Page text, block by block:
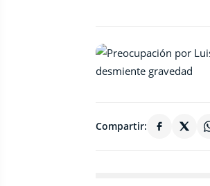
Compartir: